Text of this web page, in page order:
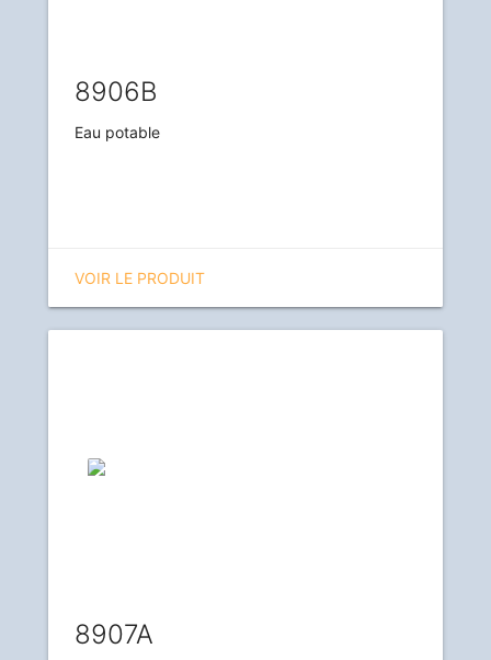
8906B
Eau potable
VOIR LE PRODUIT
8907A